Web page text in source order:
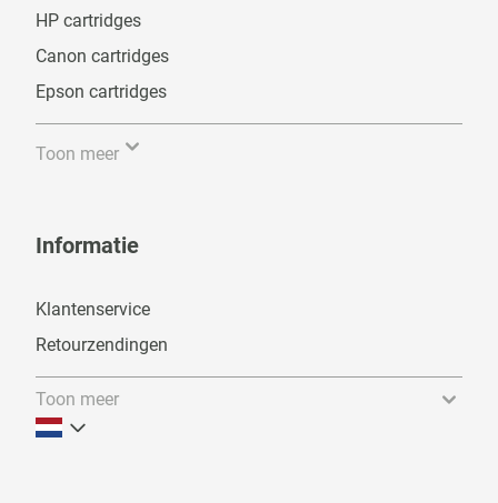
HP cartridges
Canon cartridges
Epson cartridges
Toon meer
Informatie
Klantenservice
Retourzendingen
Toon meer